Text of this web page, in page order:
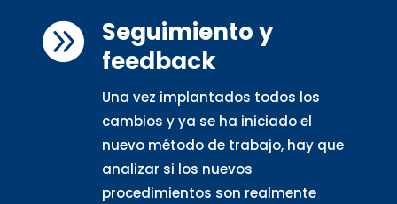
 Seguimiento y
feedback
Una vez implantados todos los
cambios y ya se ha iniciado el
nuevo método de trabajo, hay que
analizar si los nuevos
procedimientos son realmente